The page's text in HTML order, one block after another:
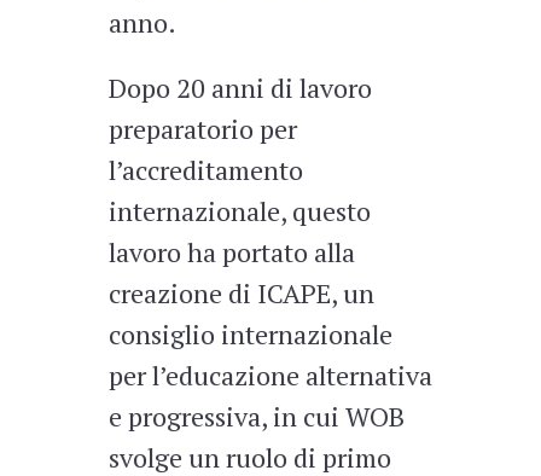
anno.
Dopo 20 anni di lavoro
preparatorio per
l’accreditamento
internazionale, questo
lavoro ha portato alla
creazione di ICAPE, un
consiglio internazionale
per l’educazione alternativa
e progressiva, in cui WOB
svolge un ruolo di primo